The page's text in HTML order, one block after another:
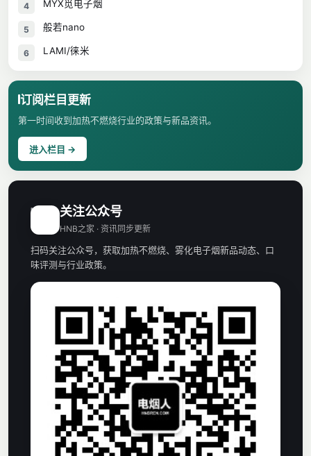
4 MYX觅电子烟
5 般若nano
6 LAMI/徕米
订阅栏目更新
第一时间收到加热不燃烧行业的政策与新品资讯。
进入栏目 →
H 关注公众号
HNB之家 · 资讯同步更新
扫码关注公众号，获取加热不燃烧、雾化电子烟新品动态、口
味评测与行业政策。